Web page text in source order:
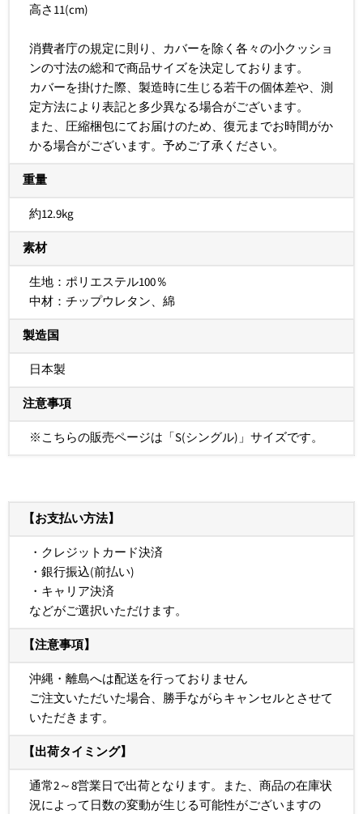
高さ11(cm)
消費者庁の規定に則り、カバーを除く各々の小クッショ
ンの寸法の総和で商品サイズを決定しております。
カバーを掛けた際、製造時に生じる若干の個体差や、測
定方法により表記と多少異なる場合がございます。
また、圧縮梱包にてお届けのため、復元までお時間がか
かる場合がございます。予めご了承ください。
重量
約12.9kg
素材
生地：ポリエステル100％
中材：チップウレタン、綿
製造国
日本製
注意事項
※こちらの販売ページは「S(シングル)」サイズです。
【お支払い方法】
・クレジットカード決済
・銀行振込(前払い)
・キャリア決済
などがご選択いただけます。
【注意事項】
沖縄・離島へは配送を行っておりません
ご注文いただいた場合、勝手ながらキャンセルとさせて
いただきます。
【出荷タイミング】
通常2～8営業日で出荷となります。また、商品の在庫状
況によって日数の変動が生じる可能性がございますの